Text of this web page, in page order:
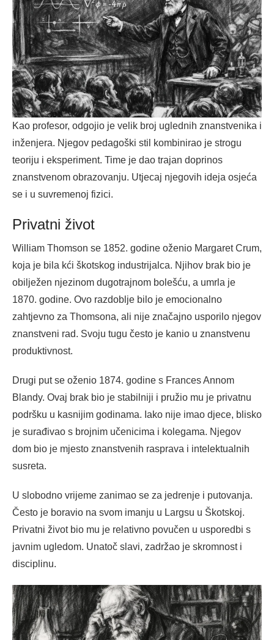
Kao profesor, odgojio je velik broj uglednih znanstvenika i
inženjera. Njegov pedagoški stil kombinirao je strogu
teoriju i eksperiment. Time je dao trajan doprinos
znanstvenom obrazovanju. Utjecaj njegovih ideja osjeća
se i u suvremenoj fizici.
Privatni život
William Thomson se 1852. godine oženio Margaret Crum,
koja je bila kći škotskog industrijalca. Njihov brak bio je
obilježen njezinom dugotrajnom bolešću, a umrla je
1870. godine. Ovo razdoblje bilo je emocionalno
zahtjevno za Thomsona, ali nije značajno usporilo njegov
znanstveni rad. Svoju tugu često je kanio u znanstvenu
produktivnost.
Drugi put se oženio 1874. godine s Frances Annom
Blandy. Ovaj brak bio je stabilniji i pružio mu je privatnu
podršku u kasnijim godinama. Iako nije imao djece, blisko
je surađivao s brojnim učenicima i kolegama. Njegov
dom bio je mjesto znanstvenih rasprava i intelektualnih
susreta.
U slobodno vrijeme zanimao se za jedrenje i putovanja.
Često je boravio na svom imanju u Largsu u Škotskoj.
Privatni život bio mu je relativno povučen u usporedbi s
javnim ugledom. Unatoč slavi, zadržao je skromnost i
disciplinu.